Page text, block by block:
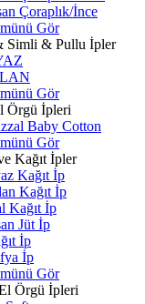
Çoraplık/İnce
Gör
Simli & Pullu İpler
Gör
Örgü İpleri
Baby Cotton
Gör
Kağıt İpler
Kağıt İp
Kağıt İp
Kağıt İp
Jüt İp
İp
İp
Gör
Örgü İpleri